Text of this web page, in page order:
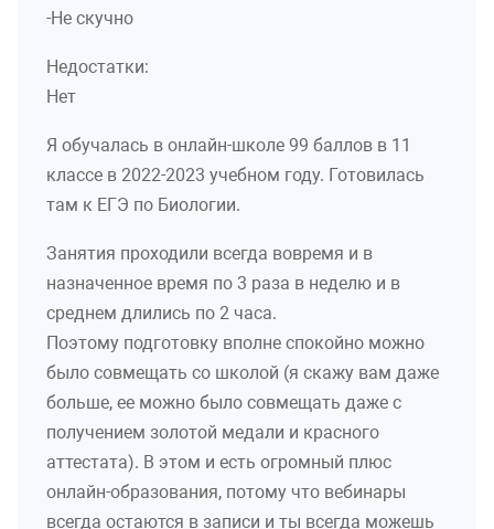
-Не скучно
Недостатки:
Нет
Я обучалась в онлайн-школе 99 баллов в 11
классе в 2022-2023 учебном году. Готовилась
там к ЕГЭ по Биологии.
Занятия проходили всегда вовремя и в
назначенное время по 3 раза в неделю и в
среднем длились по 2 часа.
Поэтому подготовку вполне спокойно можно
было совмещать со школой (я скажу вам даже
больше, ее можно было совмещать даже с
получением золотой медали и красного
аттестата). В этом и есть огромный плюс
онлайн-образования, потому что вебинары
всегда остаются в записи и ты всегда можешь